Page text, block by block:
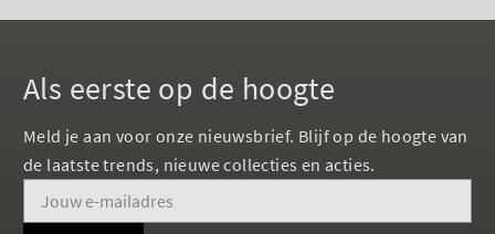
Als eerste op de hoogte
Meld je aan voor onze nieuwsbrief. Blijf op de hoogte van
de laatste trends, nieuwe collecties en acties.